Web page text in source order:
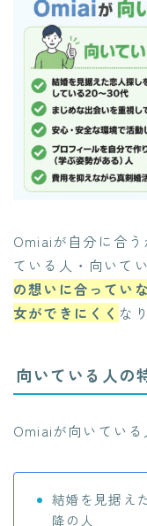
Omiaiが自分に合
ている人・向いて
の想いに合ってい
女ができにくく な
向いている人の
Omiaiが向いている
結婚を見据え
降の人